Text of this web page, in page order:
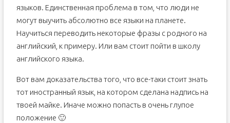
языков. Единственная проблема в том, что люди не
могут выучить абсолютно все языки на планете.
Научиться переводить некоторые фразы с родного на
английский, к примеру. Или вам стоит пойти в школу
английского языка.
Вот вам доказательства того, что все-таки стоит знать
тот иностранный язык, на котором сделана надпись на
твоей майке. Иначе можно попасть в очень глупое
положение 🙂